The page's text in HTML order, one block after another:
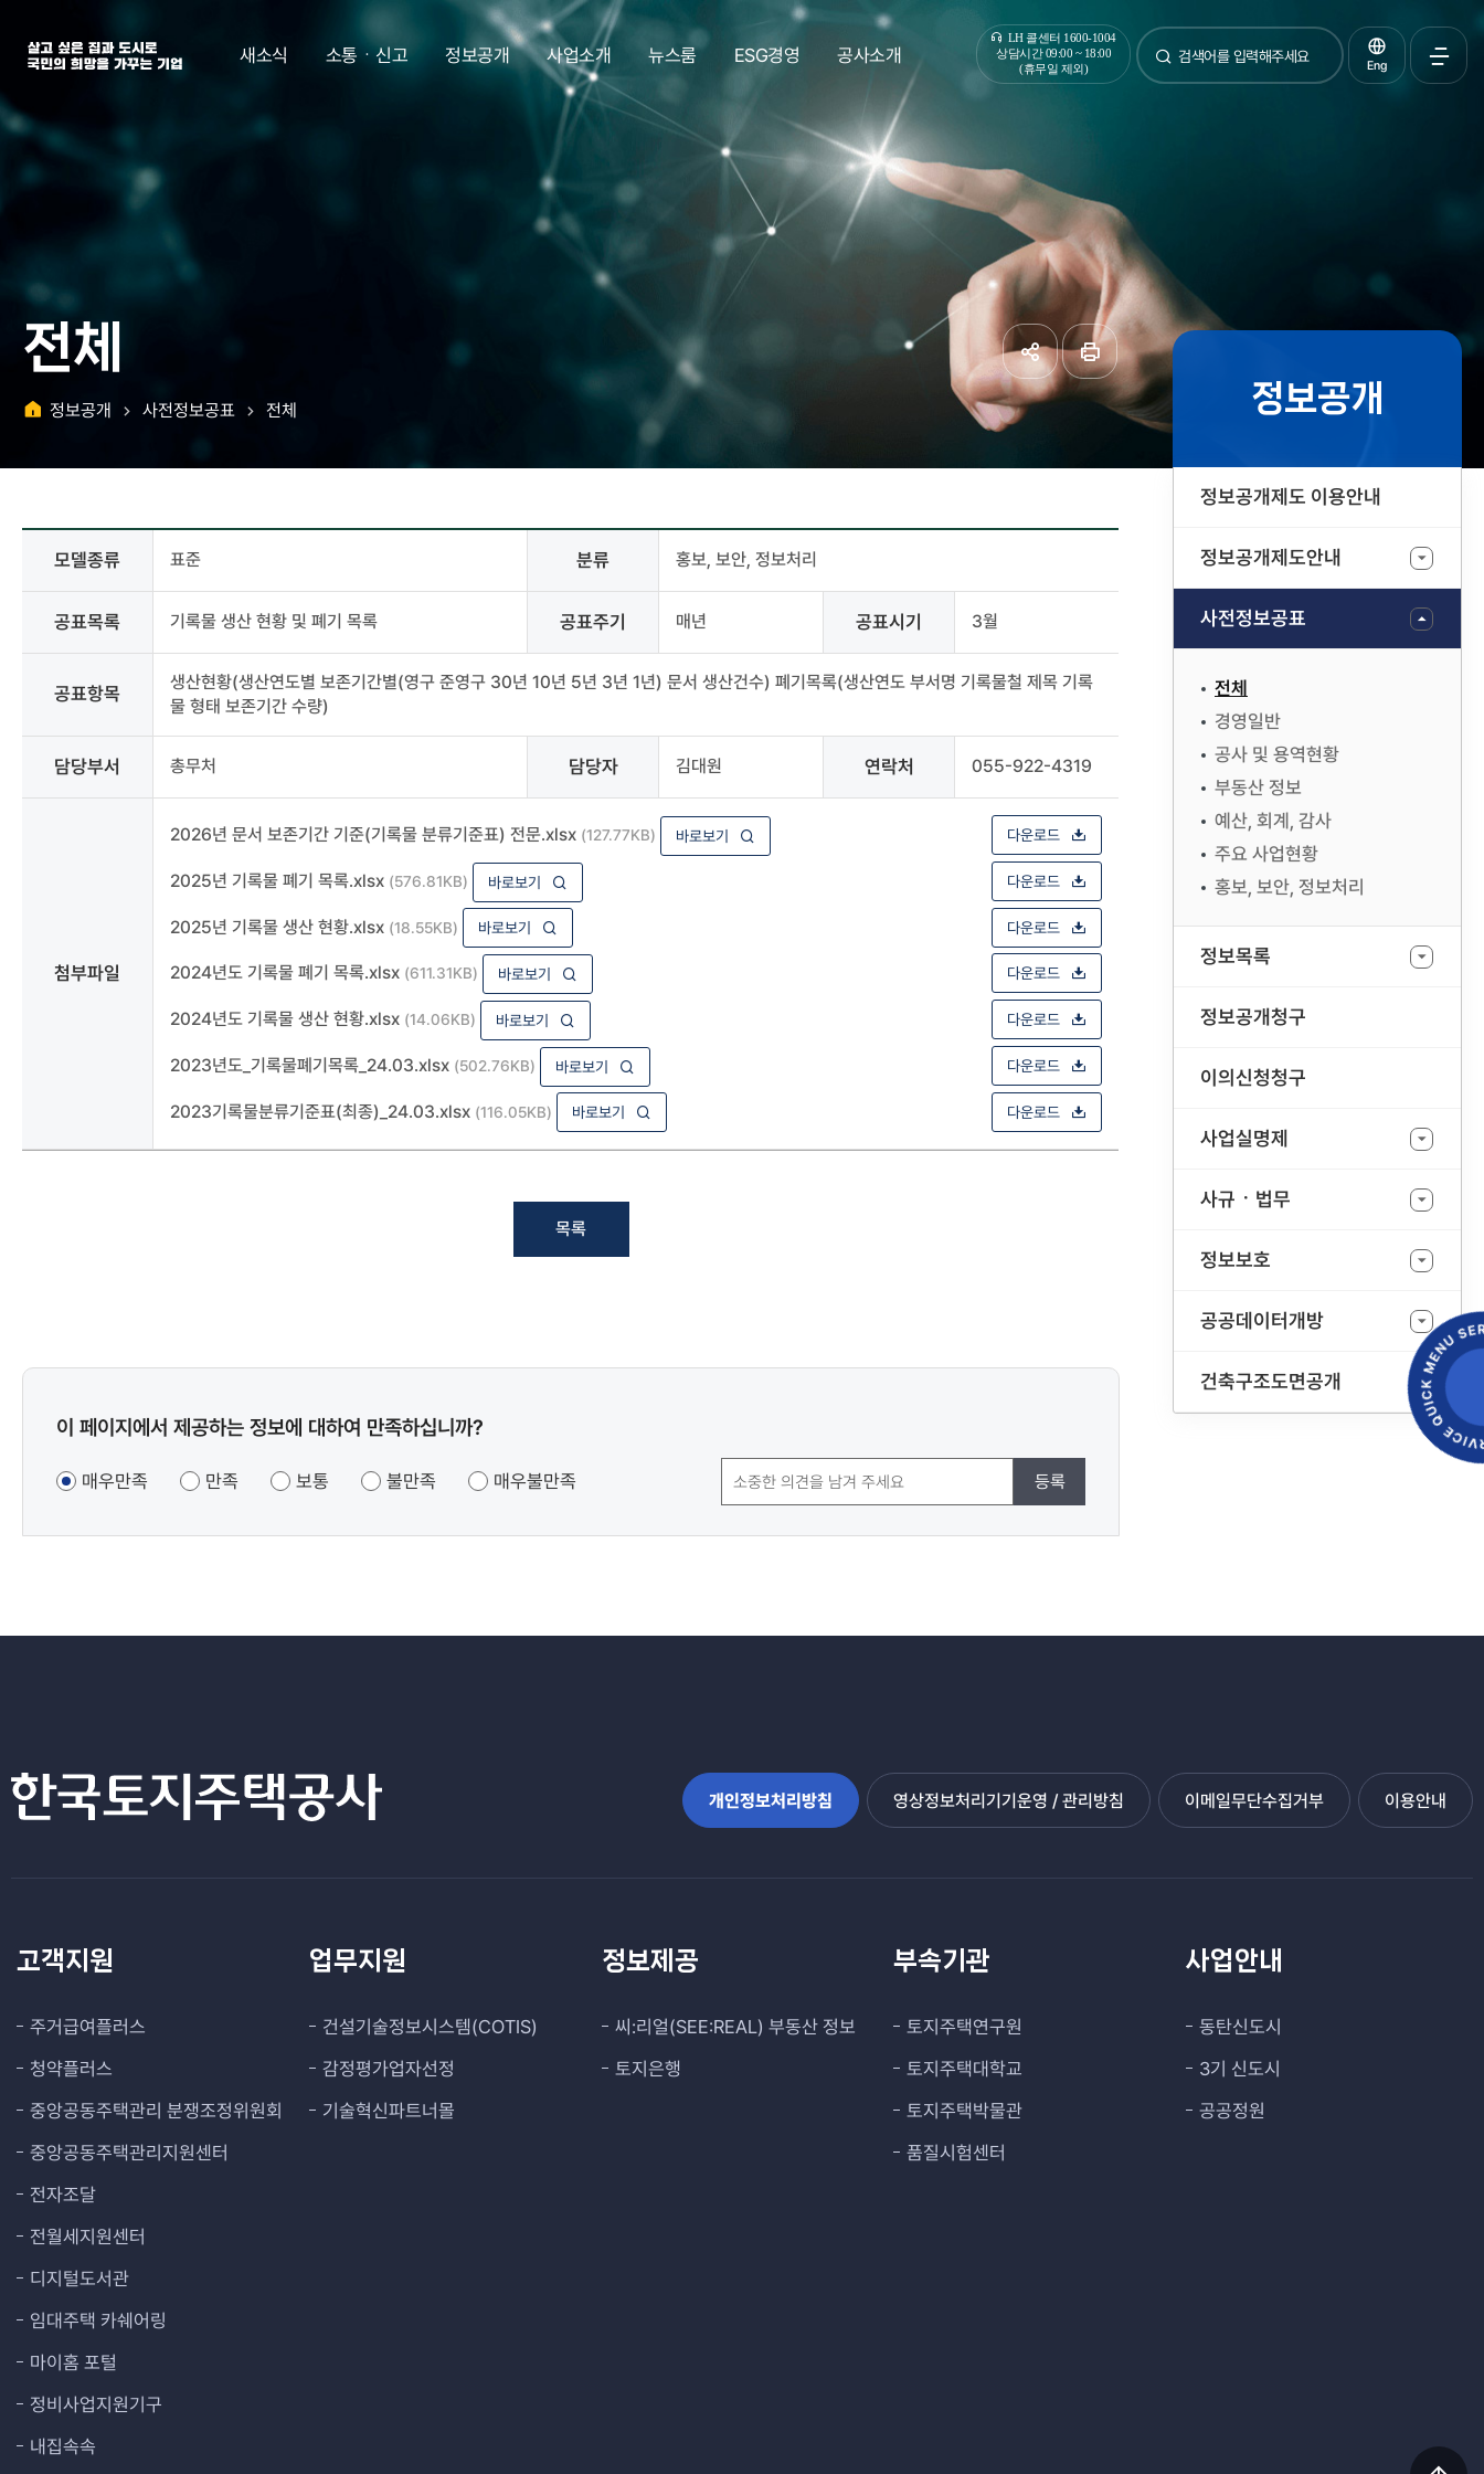
살고 싶은 집과 도시로 국민의 희망을 가꾸는 기업 | 한국토지주택공사
LH 콜센터 1600-1004
상담시간 09:00 ~ 18:00
(휴무일 제외)
통합검색
검색 Eng
새소식 소통ㆍ신고 정보공개 사업소개 뉴스룸 ESG경영 공사소개
전체
정보공개
정보공개제도 이용안내
정보공개제도안내
사전정보공표
전체
경영일반
공사 및 용역현황
부동산 정보
예산, 회계, 감사
주요 사업현황
홍보, 보안, 정보처리
정보목록
정보공개청구
이의신청청구
사업실명제
사규ㆍ법무
정보보호
공공데이터개방
건축구조도면공개
정보공개 사전정보공표 전체 공유하기페이지
-
모델종류,
공표주기,
공표항목,
담당부서,
모델종류 표준 분류 홍보, 보안, 정보처리
공표목록 기록물 생산 현황 및 폐기 목록 공표주기 매년 공표시기 3월
공표항목
생산현황(생산연도별 보존기간별(영구 준영구 30년 10년 5년 3년 1년) 문서 생산건수) 폐기목록(생산연도 부서명 기록물철 제목 기록
물 형태 보존기간 수량)
담당부서 총무처 담당자 김대원 연락처 055-922-4319
첨부파일
2026년 문서 보존기간 기준(기록물 분류기준표) 전문.xlsx (127.77KB) 바로보기 다운로드
2025년 기록물 폐기 목록.xlsx (576.81KB) 바로보기 다운로드
2025년 기록물 생산 현황.xlsx (18.55KB) 바로보기 다운로드
2024년도 기록물 폐기 목록.xlsx (611.31KB) 바로보기 다운로드
2024년도 기록물 생산 현황.xlsx (14.06KB) 바로보기 다운로드
2023년도_기록물폐기목록_24.03.xlsx (502.76KB) 바로보기 다운로드
2023기록물분류기준표(최종)_24.03.xlsx (116.05KB) 바로보기 다운로드
목록
콘텐츠
조사
이 페이지에서 제공하는 정보에 대하여 만족하십니까?
매우만족 만족 보통 불만족 매우불만족 등록
개인정보처리방침 영상정보처리기기운영 / 관리방침 이메일무단수집거부 이용안내
고객지원
주거급여플러스
청약플러스
중앙공동주택관리 분쟁조정위원회
중앙공동주택관리지원센터
전자조달
전월세지원센터
디지털도서관
임대주택 카쉐어링
마이홈 포털
정비사업지원기구
내집속속
업무지원
건설기술정보시스템(COTIS)
감정평가업자선정
기술혁신파트너몰
정보제공
씨:리얼(SEE:REAL) 부동산 정보
토지은행
부속기관
토지주택연구원
토지주택대학교
토지주택박물관
품질시험센터
사업안내
동탄신도시
3기 신도시
공공정원